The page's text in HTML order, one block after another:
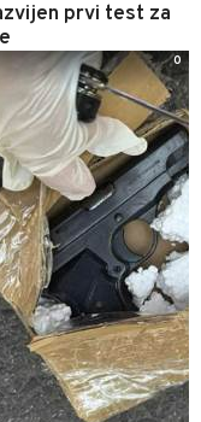
prvi test za
0